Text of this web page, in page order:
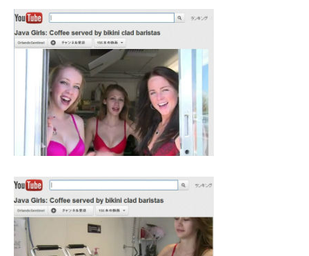
好きが集まる 比べて選べる
ビジネスと働き方のヒント
AI活用のいまが分かる
企業ITのトレンドを詳説
経営リーダーのコミュニティ
マーケ×ITの今がよく分かる
ITエンジニア向け専門サイト
企業向けIT製品の総合サイト
IT製品の技術・比較・事例